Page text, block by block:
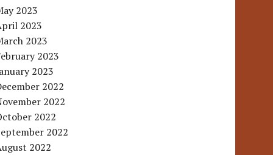
2023
2023
2023
2023
2023
2022
2022
2022
2022
2022